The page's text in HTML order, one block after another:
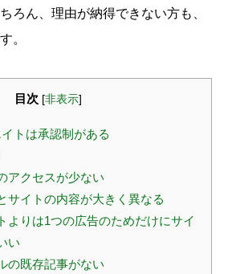
ろん、理由が納得できない方も、
。
目次 [非表示]
トは承認制がある
アクセスが少ない
サイトの内容が大きく異なる
よりは1つの広告のためだけにサイ
い
の既存記事がない